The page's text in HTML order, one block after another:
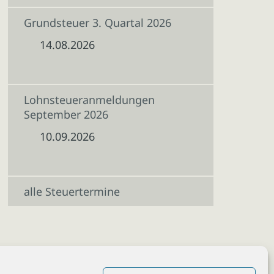
Grundsteuer 3. Quartal 2026
14.08.2026
Lohnsteueranmeldungen
September 2026
10.09.2026
alle Steuertermine